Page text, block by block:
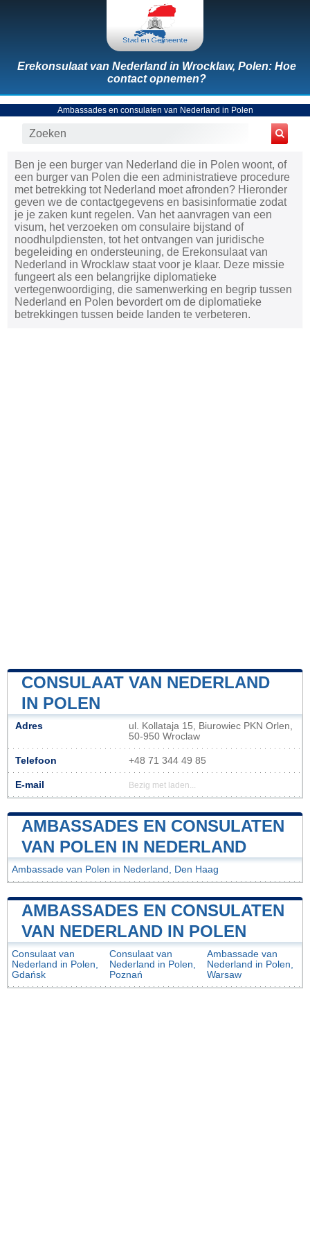
Erekonsulaat van Nederland in Wrocklaw, Polen: Hoe
contact opnemen?
Ambassades en consulaten van Nederland in Polen
Ben je een burger van Nederland die in Polen woont, of
een burger van Polen die een administratieve procedure
met betrekking tot Nederland moet afronden? Hieronder
geven we de contactgegevens en basisinformatie zodat
je je zaken kunt regelen. Van het aanvragen van een
visum, het verzoeken om consulaire bijstand of
noodhulpdiensten, tot het ontvangen van juridische
begeleiding en ondersteuning, de Erekonsulaat van
Nederland in Wrocklaw staat voor je klaar. Deze missie
fungeert als een belangrijke diplomatieke
vertegenwoordiging, die samenwerking en begrip tussen
Nederland en Polen bevordert om de diplomatieke
betrekkingen tussen beide landen te verbeteren.
CONSULAAT VAN NEDERLAND
IN POLEN
Adres
ul. Kollataja 15, Biurowiec PKN Orlen,
50-950 Wroclaw
Telefoon +48 71 344 49 85
E-mail Bezig met laden...
AMBASSADES EN CONSULATEN
VAN POLEN IN NEDERLAND
Ambassade van Polen in Nederland, Den Haag
AMBASSADES EN CONSULATEN
VAN NEDERLAND IN POLEN
Consulaat van
Nederland in Polen,
Gdańsk
Consulaat van
Nederland in Polen,
Poznań
Ambassade van
Nederland in Polen,
Warsaw